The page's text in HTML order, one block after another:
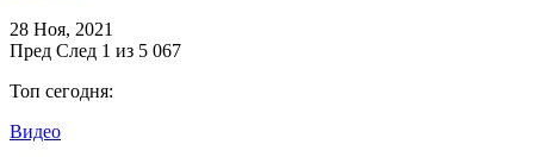
28 Ноя, 2021
Пред След 1 из 5 067
Топ сегодня:
Видео